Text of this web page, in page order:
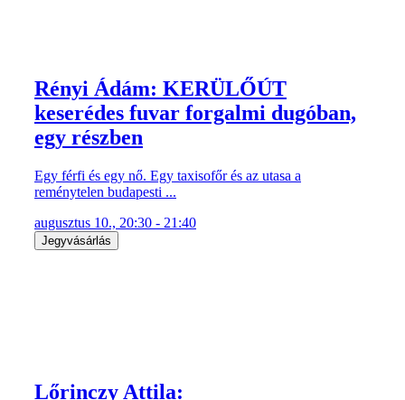
Rényi Ádám: KERÜLŐÚT
keserédes fuvar forgalmi dugóban,
egy részben
Egy férfi és egy nő. Egy taxisofőr és az utasa a
reménytelen budapesti ...
augusztus 10., 20:30 - 21:40
Jegyvásárlás
Lőrinczy Attila: